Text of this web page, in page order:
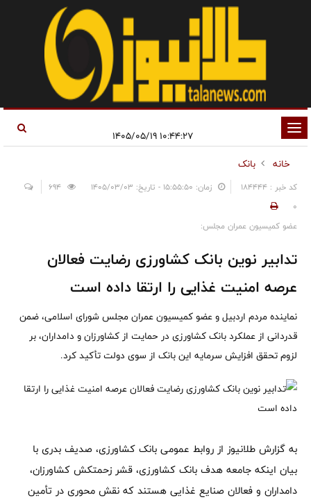
تغییر
وضعیت
ناوبری
۱۰:۴۴:۲۷ ۱۴۰۵/۰۵/۱۹
خانه
بانک
کد خبر : 184444 زمان: ۱۵:۵۵:۵۰ - تاریخ: ۱۴۰۵/۰۳/۰۳
0
عضو کمیسیون عمران مجلس:
تدابیر نوین بانک کشاورزی رضایت فعالان
عرصه امنیت غذایی را ارتقا داده است
نماینده مردم اردبیل و عضو کمیسیون عمران مجلس شورای اسلامی، ضمن
قدردانی از عملکرد بانک کشاورزی در حمایت از کشاورزان و دامداران، بر
لزوم تحقق افزایش سرمایه این بانک از سوی دولت تأکید کرد.
به گزارش طلانیوز از روابط عمومی بانک کشاورزی، صدیف بدری با
بیان اینکه جامعه هدف بانک کشاورزی، قشر زحمتکش کشاورزان،
دامداران و فعالان صنایع غذایی هستند که نقش محوری در تأمین